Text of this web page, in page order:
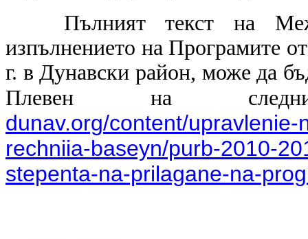
Пълният текст на
изпълнението на Програмите
г. в Дунавски район, може да
Плевен на
dunav.org/content/
rechniia-baseyn/purb-2010-
stepenta-na-prilagane-na-